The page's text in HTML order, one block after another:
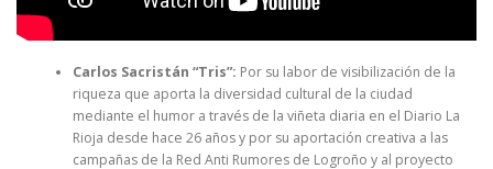
Carlos Sacristán “Tris”: Por su labor de visibilización de la
riqueza que aporta la diversidad cultural de la ciudad
mediante el humor a través de la viñeta diaria en el Diario La
Rioja desde hace 26 años y por su aportación creativa a las
campañas de la Red Anti Rumores de Logroño y al proyecto